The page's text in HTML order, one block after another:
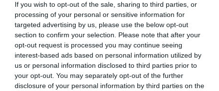
If you wish to opt-out of the sale, sharing to third parties, or
processing of your personal or sensitive information for
targeted advertising by us, please use the below opt-out
section to confirm your selection. Please note that after your
opt-out request is processed you may continue seeing
interest-based ads based on personal information utilized by
us or personal information disclosed to third parties prior to
your opt-out. You may separately opt-out of the further
disclosure of your personal information by third parties on the
ΠΟΛΙΤΙΚΗ
Μηταράκης στον Φάμελλο: «Η ψηφοφορία
θα γίνει κανονικά – Η ΝΔ, δεν είπε ποτέ ότι θα
φύγει – Βρίσκεστε σε ντελίριο»
Τι ανέφερε ο κοινοβουλευτικός εκπρόσωπος της ΝΔ